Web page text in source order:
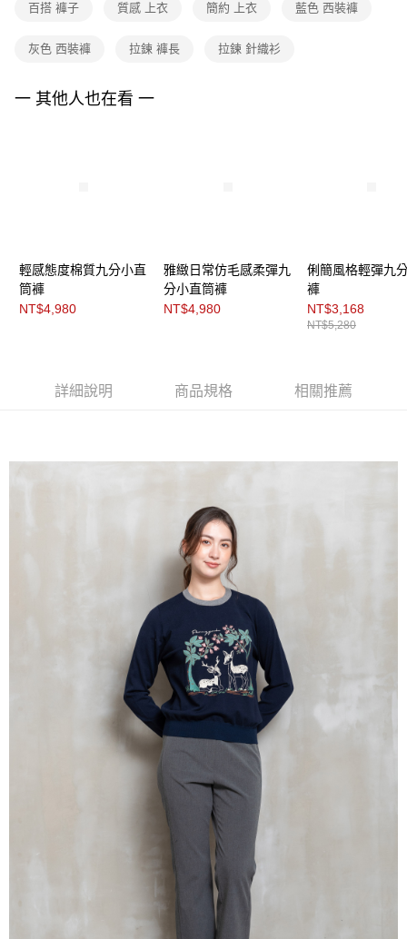
１．透過由恩沛科技股份有限公司提供之「AFTEE先享後付」服務完成之交
２．關於個人資料處理事宜，請瀏覽以下網址：
https://aftee.tw/terms/#terms3
免運費
百搭 褲子 質感 上衣 簡約 上衣 藍色 西裝褲
灰色 西裝褲 拉鍊 褲長 拉鍊 針織衫
一 其他人也在看 一
輕感態度棉質九分小直
筒褲
NT$4,980
雅緻日常仿毛感柔彈九
分小直筒褲
NT$4,980
俐簡風格輕彈九
褲
NT$3,168
NT$5,280
詳細說明 商品規格 相關推薦